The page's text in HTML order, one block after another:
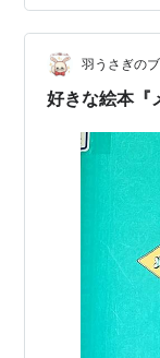
らいいのか！」
です😆✨ その
リ」 という作
作…
羽うさぎの
好きな絵本『